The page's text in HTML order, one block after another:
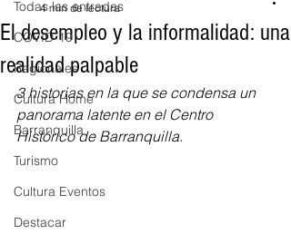
Todas las entradas
COVID-19
Regionales
Cultura Home
Barranquilla
Turismo
Cultura Eventos
Destacar
El desempleo y la informalidad: una
realidad palpable
4 min de lectura
3 historias en la que se condensa un
panorama latente en el Centro
Histórico de Barranquilla.